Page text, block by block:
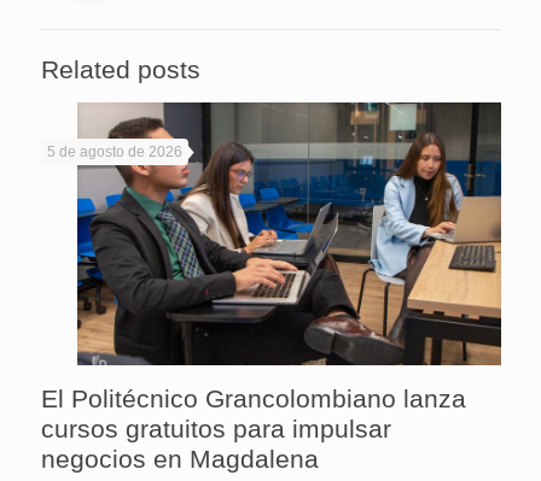
Related posts
5 de agosto de 2026
El Politécnico Grancolombiano lanza
cursos gratuitos para impulsar
negocios en Magdalena